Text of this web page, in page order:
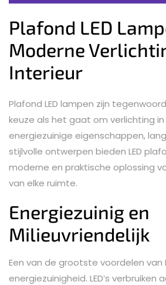
Plafond LED
Moderne
Interieur
Plafond LED lampen zijn
keuze als het gaat om verlichting in
energiezuinige eigenschappen,
stijlvolle ontwerpen bieden LED
moderne en praktische oplossing
van elke ruimte.
Energiezuinig en
Milieuvriendelijk
Een van de grootste voordelen van
energiezuinigheid. LED’s verbruiken